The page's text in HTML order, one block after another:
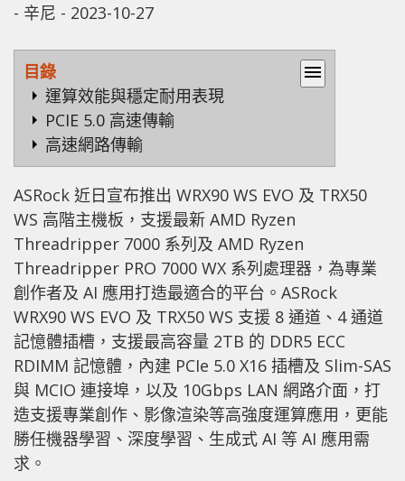
- 辛尼 - 2023-10-27
目錄
menu
運算效能與穩定耐用表現
PCIE 5.0 高速傳輸
高速網路傳輸
ASRock 近日宣布推出 WRX90 WS EVO 及 TRX50
WS 高階主機板，支援最新 AMD Ryzen
Threadripper 7000 系列及 AMD Ryzen
Threadripper PRO 7000 WX 系列處理器，為專業
創作者及 AI 應用打造最適合的平台。ASRock
WRX90 WS EVO 及 TRX50 WS 支援 8 通道、4 通道
記憶體插槽，支援最高容量 2TB 的 DDR5 ECC
RDIMM 記憶體，內建 PCIe 5.0 X16 插槽及 Slim-SAS
與 MCIO 連接埠，以及 10Gbps LAN 網路介面，打
造支援專業創作、影像渲染等高強度運算應用，更能
勝任機器學習、深度學習、生成式 AI 等 AI 應用需
求。